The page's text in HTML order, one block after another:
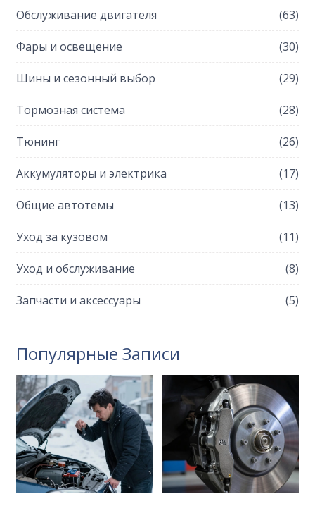
Обслуживание двигателя (63)
Фары и освещение (30)
Шины и сезонный выбор (29)
Тормозная система (28)
Тюнинг (26)
Аккумуляторы и электрика (17)
Общие автотемы (13)
Уход за кузовом (11)
Уход и обслуживание (8)
Запчасти и аксессуары (5)
Популярные Записи